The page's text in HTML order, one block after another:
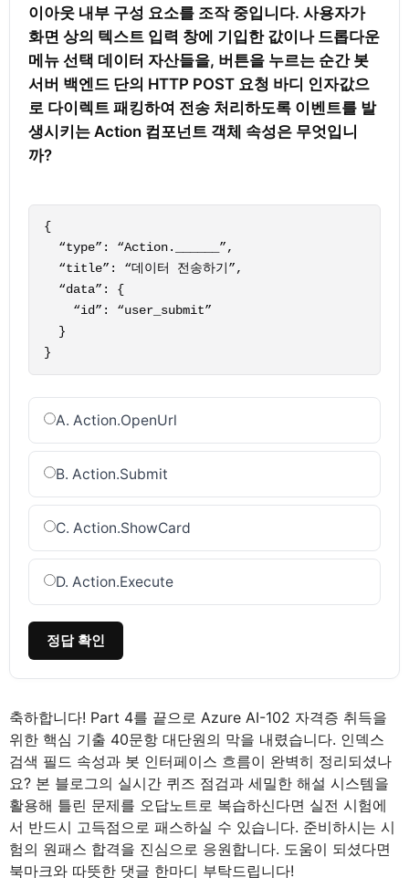
이아웃 내부 구성 요소를 조작 중입니다. 사용자가
화면 상의 텍스트 입력 창에 기입한 값이나 드롭다운
메뉴 선택 데이터 자산들을, 버튼을 누르는 순간 봇
서버 백엔드 단의 HTTP POST 요청 바디 인자값으
로 다이렉트 패킹하여 전송 처리하도록 이벤트를 발
생시키는 Action 컴포넌트 객체 속성은 무엇입니
까?
{
}
A. Action.OpenUrl
B. Action.Submit
C. Action.ShowCard
D. Action.Execute
정답 확인
축하합니다! Part 4를 끝으로 Azure AI-102 자격증 취득을
위한 핵심 기출 40문항 대단원의 막을 내렸습니다. 인덱스
검색 필드 속성과 봇 인터페이스 흐름이 완벽히 정리되셨나
요? 본 블로그의 실시간 퀴즈 점검과 세밀한 해설 시스템을
활용해 틀린 문제를 오답노트로 복습하신다면 실전 시험에
서 반드시 고득점으로 패스하실 수 있습니다. 준비하시는 시
험의 원패스 합격을 진심으로 응원합니다. 도움이 되셨다면
북마크와 따뜻한 댓글 한마디 부탁드립니다!